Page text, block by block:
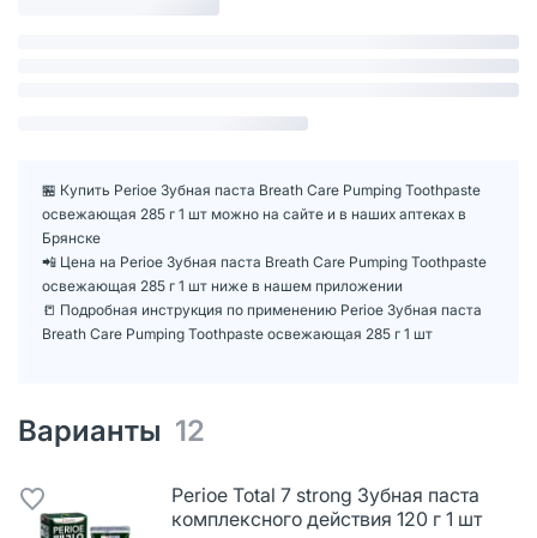
🏪 Купить Perioe Зубная паста Breath Care Pumping Toothpaste
освежающая 285 г 1 шт можно на сайте и в наших аптеках в
Брянске
📲 Цена на Perioe Зубная паста Breath Care Pumping Toothpaste
освежающая 285 г 1 шт ниже в нашем приложении
📒 Подробная инструкция по применению Perioe Зубная паста
Breath Care Pumping Toothpaste освежающая 285 г 1 шт
Варианты 12
Perioe Total 7 strong Зубная паста
комплексного действия 120 г 1 шт